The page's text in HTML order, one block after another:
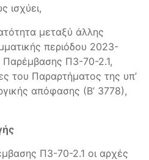
ισχύει,
μεταξύ άλλης
περιόδου 2023-
Παρέμβασης Π3-70-2.1,
του Παραρτήματος της υπ’
απόφασης (Β’ 3778),
Π3-70-2.1 οι αρχές